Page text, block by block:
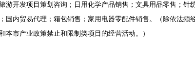
游开发项目策划咨询；日用化学产品销售；文具用品零售；针
国内贸易代理；箱包销售；家用电器零配件销售。（除依法须
市产业政策禁止和限制类项目的经营活动。）